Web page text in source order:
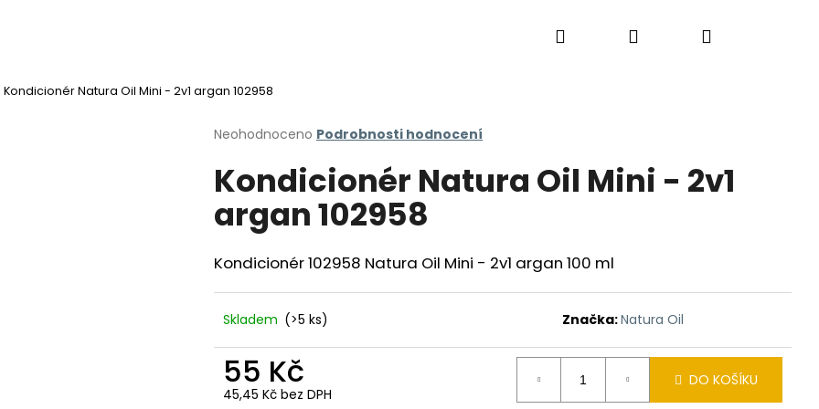
Hledat PřihlášeníNákupní
Kondicionér Natura Oil Mini - 2v1 argan 102958
Průměrné
produktu
je
z
hvězdiček.
Neohodnoceno Podrobnosti hodnocení
Kondicionér Natura Oil Mini - 2v1
argan 102958
Kondicionér 102958 Natura Oil Mini - 2v1 argan 100 ml
Skladem (>5 ks) Značka:Natura Oil
55 Kč
45,45 Kč bez DPH
DO KOŠÍKU
Co potřebujete najít?
HLEDAT